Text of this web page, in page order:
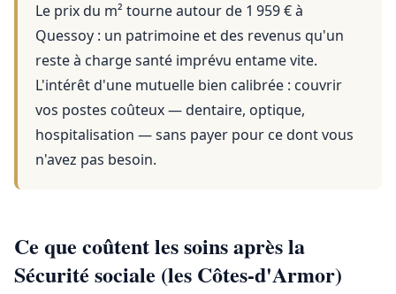
Le prix du m² tourne autour de 1 959 €à
Quessoy : un patrimoine et des revenus qu'un
reste à charge santé imprévu entame vite.
L'intérêt d'une mutuelle bien calibrée : couvrir
vos postes coûteux — dentaire, optique,
hospitalisation — sans payer pour ce dont vous
n'avez pas besoin.
Ce que coûtent les soins après la
Sécurité sociale (les Côtes-d'Armor)